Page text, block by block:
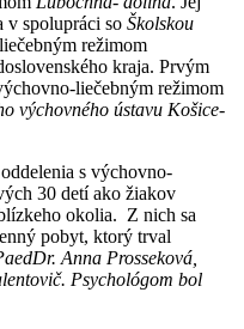
spolupráci so Školskou
režimom
kraja. Prvým
liečebným režimom
výchovného ústavu Košice-
s výchovno-
30 detí ako žiakov
okolia. Z nich sa
pobyt, ktorý trval
Anna Prosseková,
Psychológom bol